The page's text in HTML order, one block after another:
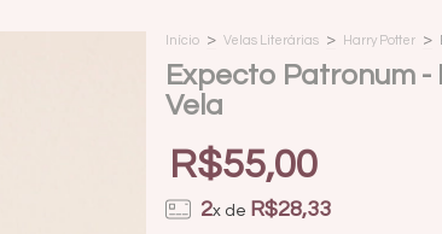
Início > Velas Literárias > Harry Potter >
Expecto Patronum
Vela
R$55,00
2x de R$28,33